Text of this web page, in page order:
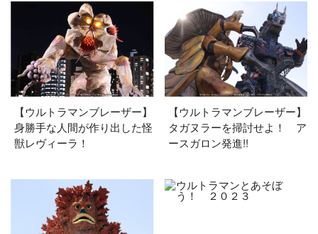
【ウルトラマンブレーザー】
身勝手な人間が作り出した怪
獣レヴィーラ！
【ウルトラマンブレーザー】
タガヌラーを掃討せよ！ ア
ースガロン発進!!